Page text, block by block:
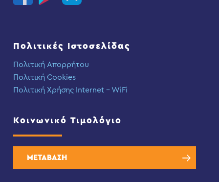
Πολιτικές Ιστοσελίδας
Πολιτική Απορρήτου
Πολιτική Cookies
Πολιτική Χρήσης Internet – WiFi
Κοινωνικό Τιμολόγιο
ΜΕΤΑΒΑΣΗ